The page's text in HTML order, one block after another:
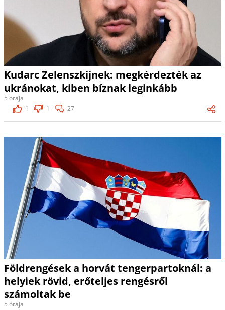
Kudarc Zelenszkijnek: megkérdezték az
ukránokat, kiben bíznak leginkább
5 órája
1
1 27
Földrengések a horvát tengerpartoknál: a
helyiek rövid, erőteljes rengésről
számoltak be
5 órája